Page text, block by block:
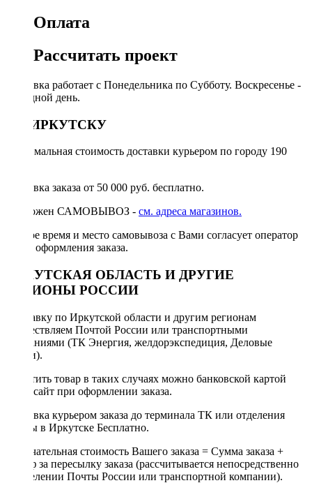
Оплата
Рассчитать проект
Доставка работает с Понедельника по Субботу. Воскресенье -
выходной день.
ПО ИРКУТСКУ
Минимальная стоимость доставки курьером по городу 190
Доставка заказа от 50 000 руб. бесплатно.
Возможен САМОВЫВОЗ - см. адреса магазинов.
Точное время и место самовывоза с Вами согласует оператор
после оформления заказа.
ИРКУТСКАЯ ОБЛАСТЬ И ДРУГИЕ
РЕГИОНЫ РОССИИ
Отправку по Иркутской области и другим регионам
осуществляем Почтой России или транспортными
компаниями (ТК Энергия, желдорэкспедиция, Деловые
линии).
Оплатить товар в таких случаях можно банковской картой
через сайт при оформлении заказа.
Доставка курьером заказа до терминала ТК или отделения
Почты в Иркутске Бесплатно.
Окончательная стоимость Вашего заказа = Сумма заказа +
Тариф за пересылку заказа (рассчитывается непосредственно
в отделении Почты России или транспортной компании).